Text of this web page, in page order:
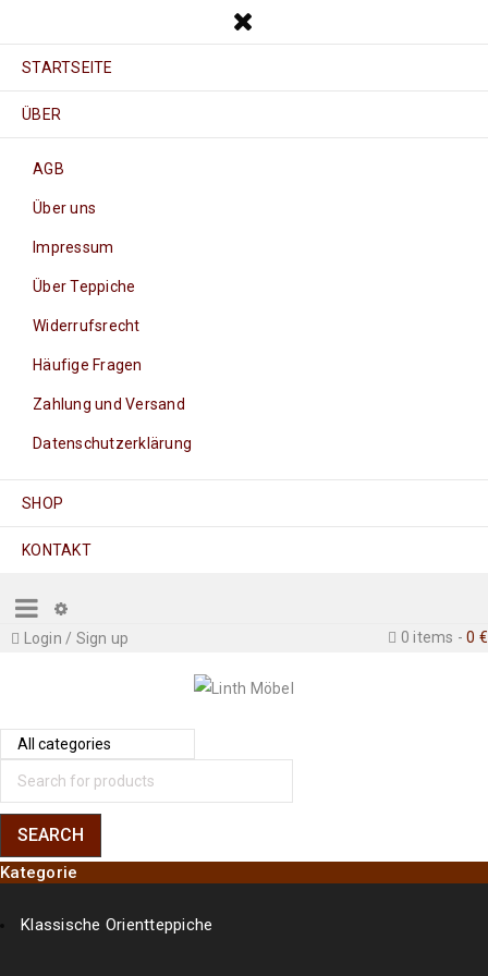
STARTSEITE
ÜBER
AGB
Über uns
Impressum
Über Teppiche
Widerrufsrecht
Häufige Fragen
Zahlung und Versand
Datenschutzerklärung
SHOP
KONTAKT
0 items - 0 €
Login / Sign up
Kategorie
Klassische Orientteppiche